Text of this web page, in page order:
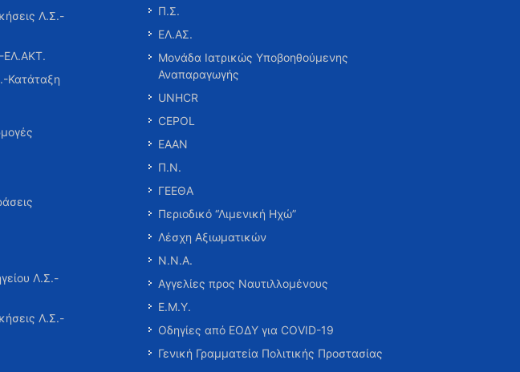
Λ.Σ.-
ΕΛ.ΑΚΤ.
Κατάταξη
Λ.Σ.-
Λ.Σ.-
Π.Σ.
ΕΛ.ΑΣ.
Μονάδα Ιατρικώς Υποβοηθούμενης
Αναπαραγωγής
UNHCR
CEPOL
ΕΑΑΝ
Π.Ν.
ΓΕΕΘΑ
Περιοδικό “Λιμενική Ηχώ”
Λέσχη Αξιωματικών
Ν.Ν.Α.
Αγγελίες προς Ναυτιλλομένους
Ε.Μ.Υ.
Οδηγίες από ΕΟΔΥ για COVID-19
Γενική Γραμματεία Πολιτικής Προστασίας